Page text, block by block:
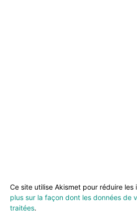
Ce site utilise Akismet pour réduire les
plus sur la façon dont les données de
traitées.